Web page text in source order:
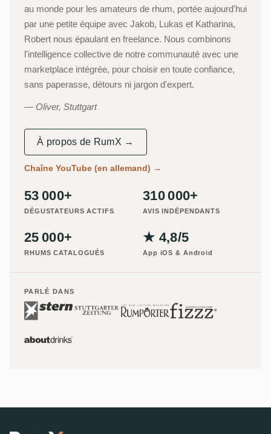
au monde pour les amateurs de rhum, portée aujourd'hui
par une petite équipe avec Jakob, Lukas et Katharina,
Robert nous épaulant en freelance. Nous combinons
l'intelligence collective de notre communauté avec une
marketplace intégrée, pour choisir en toute confiance,
sans paperasse, détours ni jargon d'expert.
Oliver, Stuttgart
À propos de RumX →
Chaîne YouTube (en allemand) →
53 000+
DÉGUSTATEURS ACTIFS
310 000+
AVIS INDÉPENDANTS
25 000+
RHUMS CATALOGUÉS
★ 4,8/5
App iOS & Android
PARLÉ DANS